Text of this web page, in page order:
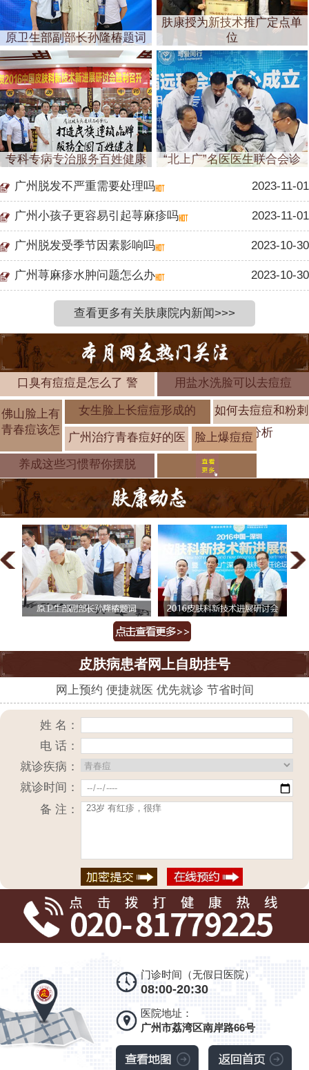
原卫生部副部长孙隆椿题词
肤康授为新技术推广定点单
位
专科专病专治服务百姓健康 “北上广”名医医生联合会诊
广州脱发不严重需要处理吗 2023-11-01
广州小孩子更容易引起荨麻疹吗 2023-11-01
广州脱发受季节因素影响吗 2023-10-30
广州荨麻疹水肿问题怎么办 2023-10-30
查看更多有关肤康院内新闻>>>
口臭有痘痘是怎么了 警 用盐水洗脸可以去痘痘
佛山脸上有
青春痘该怎
女生脸上长痘痘形成的
如何去痘痘和粉刺
分析
广州治疗青春痘好的医
脸上爆痘痘
是什么原因
养成这些习惯帮你摆脱
皮肤病患者网上自助挂号
网上预约 便捷就医 优先就诊 节省时间
姓 名：
电 话：
就诊疾病：
就诊时间：
备 注：
门诊时间（无假日医院）
08:00-20:30
医院地址：
广州市荔湾区南岸路66号